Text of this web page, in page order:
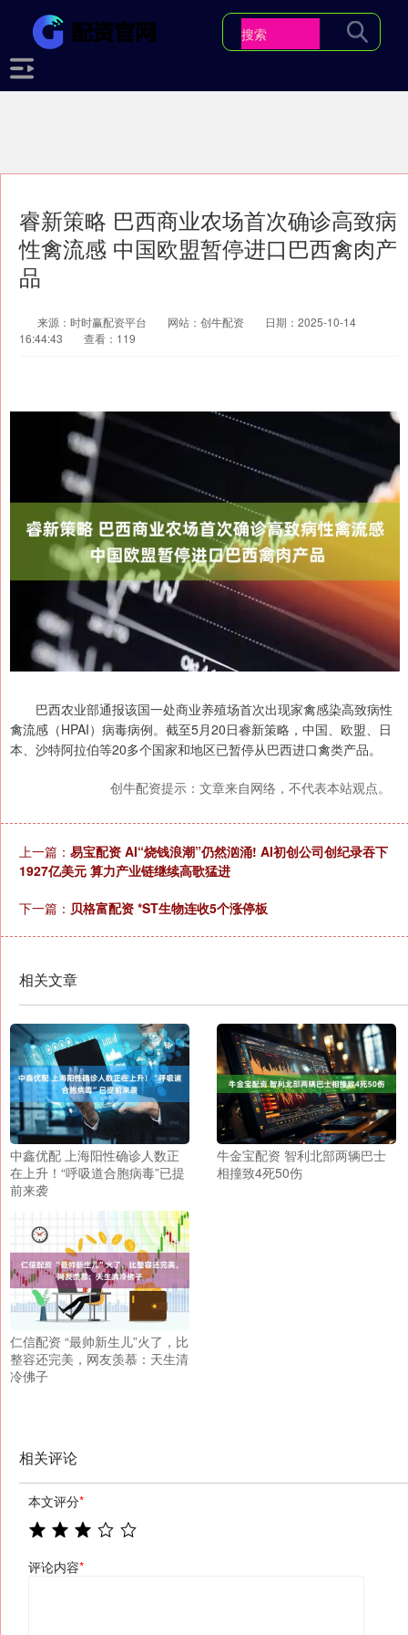
睿新策略 巴西商业农场首次确诊高致病
性禽流感 中国欧盟暂停进口巴西禽肉产
品
来源：时时赢配资平台 网站：创牛配资
日期：2025-10-14
16:44:43
查看：119
巴西农业部通报该国一处商业养殖场首次出现家禽感染高致病性
禽流感（HPAI）病毒病例。截至5月20日睿新策略，中国、欧盟、日
本、沙特阿拉伯等20多个国家和地区已暂停从巴西进口禽类产品。
创牛配资提示：文章来自网络，不代表本站观点。
上一篇： 易宝配资 AI“烧钱浪潮”仍然汹涌! AI初创公司创纪录吞下
1927亿美元 算力产业链继续高歌猛进
下一篇： 贝格富配资 *ST生物连收5个涨停板
相关文章
中鑫优配 上海阳性确诊人数正
在上升！“呼吸道合胞病毒”已提
前来袭
牛金宝配资 智利北部两辆巴士
相撞致4死50伤
仁信配资 “最帅新生儿”火了，比
整容还完美，网友羡慕：天生清
冷佛子
相关评论
本文评分*
评论内容*